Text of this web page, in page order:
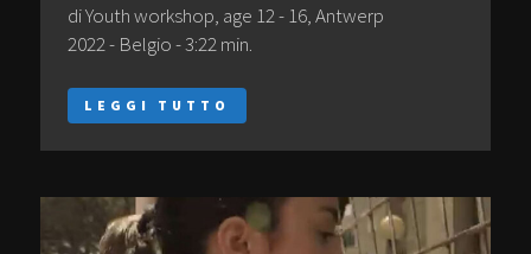
di Youth workshop, age 12 - 16, Antwerp
2022 - Belgio - 3:22 min.
LEGGI TUTTO